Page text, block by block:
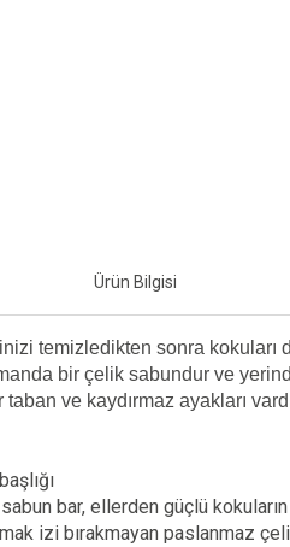
Ürün Bilgisi
temizledikten sonra kokuları
bir çelik sabundur ve
taban ve kaydırmaz ayakları
bar, ellerden güçlü
izi bırakmayan paslanmaz